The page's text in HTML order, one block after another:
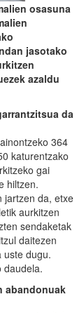
osasuna
jasotako
azaldu
da
364
katurentzako
gai
hiltzen.
jartzen da, etxe
aurkitzen
sendaketak
daitezen
uste dugu.
daudela.
abandonuak